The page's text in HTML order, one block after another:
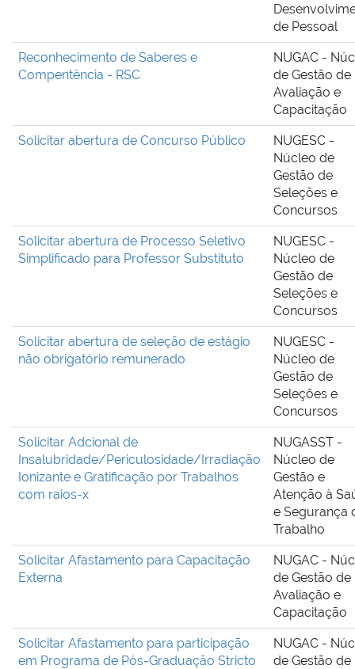
de Pessoal
Reconhecimento de Saberes e
Compentência - RSC
NUGAC -
de Gestão de
Avaliação e
Capacitação
Solicitar abertura de Concurso Público
NUGESC -
Núcleo de
Gestão de
Seleções e
Concursos
Solicitar abertura de Processo Seletivo
Simplificado para Professor Substituto
NUGESC -
Núcleo de
Gestão de
Seleções e
Concursos
Solicitar abertura de seleção de estágio
não obrigatório remunerado
NUGESC -
Núcleo de
Gestão de
Seleções e
Concursos
Solicitar Adcional de
Insalubridade/Periculosidade/Irradiação
Ionizante e Gratificação por Trabalhos
com raios-x
NUGASST -
Núcleo de
Gestão e
Atenção à
e Segurança
Trabalho
Solicitar Afastamento para Capacitação
Externa
NUGAC -
de Gestão de
Avaliação e
Capacitação
Solicitar Afastamento para participação
em Programa de Pós-Graduação Stricto
NUGAC -
de Gestão de